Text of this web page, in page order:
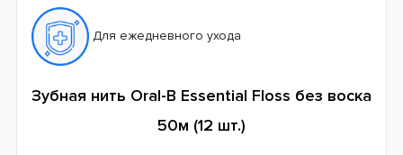
Для ежедневного ухода
Зубная нить Oral-B Essential Floss без воска
50м (12 шт.)